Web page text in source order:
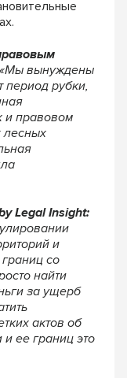
«Мы вынуждены
период рубки,
и правовом
лесных
Legal Insight:
и
со
найти
за ущерб
актов об
ее границ это